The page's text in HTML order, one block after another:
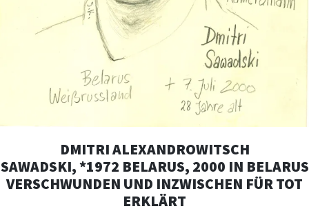
DMITRI ALEXANDROWITSCH
SAWADSKI, *1972 BELARUS, 2000 IN BELARUS
VERSCHWUNDEN UND INZWISCHEN FÜR TOT
ERKLÄRT